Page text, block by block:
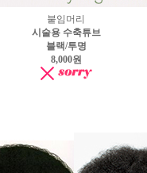
붙임머리
시술용 수축튜브
블랙/투명
8,000원